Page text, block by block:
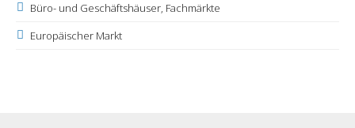
Büro- und Geschäftshäuser, Fachmärkte
Europäischer Markt